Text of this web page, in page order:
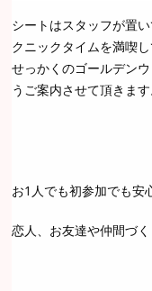
シートはスタッフが置
クニックタイムを満喫
せっかくのゴールデン
うご案内させて頂きます
お1人でも初参加でも
恋人、お友達や仲間づ